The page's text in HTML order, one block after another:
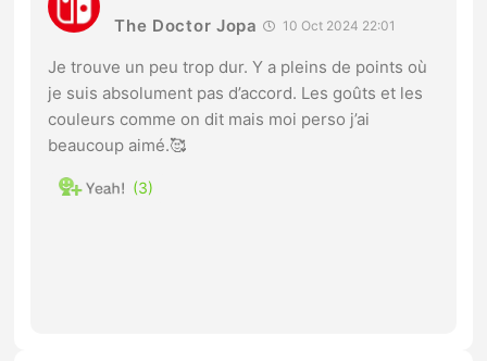
The Doctor Jopa 10 Oct 2024 22:01
Je trouve un peu trop dur. Y a pleins de points où
je suis absolument pas d’accord. Les goûts et les
couleurs comme on dit mais moi perso j’ai
beaucoup aimé.🥰
3